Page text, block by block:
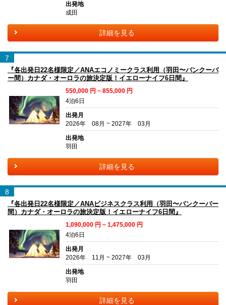
出発地
成田
詳細を見る
7
『各出発日22名様限定／ANAエコノミークラス利用（羽田〜バンクーバ
ー間）カナダ・オーロラの旅決定版！イエローナイフ6日間』
550,000 円 ~ 855,000 円
4泊6日
出発月
2026年 08月 ~ 2027年 03月
出発地
羽田
詳細を見る
8
『各出発日22名様限定／ANAビジネスクラス利用（羽田〜バンクーバー
間）カナダ・オーロラの旅決定版！イエローナイフ6日間』
1,090,000 円 ~ 1,475,000 円
4泊6日
出発月
2026年 11月 ~ 2027年 03月
出発地
羽田
詳細を見る